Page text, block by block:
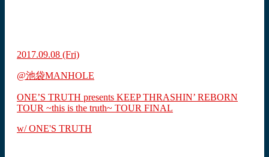
2017.09.08 (Fri)
@池袋MANHOLE
ONE’S TRUTH presents KEEP THRASHIN’ REBORN
TOUR ~this is the truth~ TOUR FINAL
w/ ONE'S TRUTH